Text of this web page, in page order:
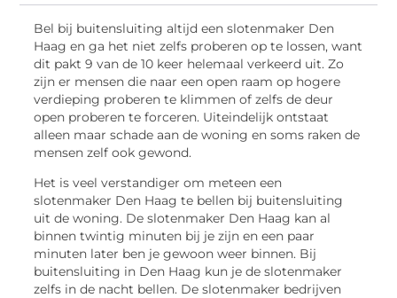
Bel bij buitensluiting altijd een slotenmaker Den
Haag en ga het niet zelfs proberen op te lossen, want
dit pakt 9 van de 10 keer helemaal verkeerd uit. Zo
zijn er mensen die naar een open raam op hogere
verdieping proberen te klimmen of zelfs de deur
open proberen te forceren. Uiteindelijk ontstaat
alleen maar schade aan de woning en soms raken de
mensen zelf ook gewond.
Het is veel verstandiger om meteen een
slotenmaker Den Haag te bellen bij buitensluiting
uit de woning. De slotenmaker Den Haag kan al
binnen twintig minuten bij je zijn en een paar
minuten later ben je gewoon weer binnen. Bij
buitensluiting in Den Haag kun je de slotenmaker
zelfs in de nacht bellen. De slotenmaker bedrijven